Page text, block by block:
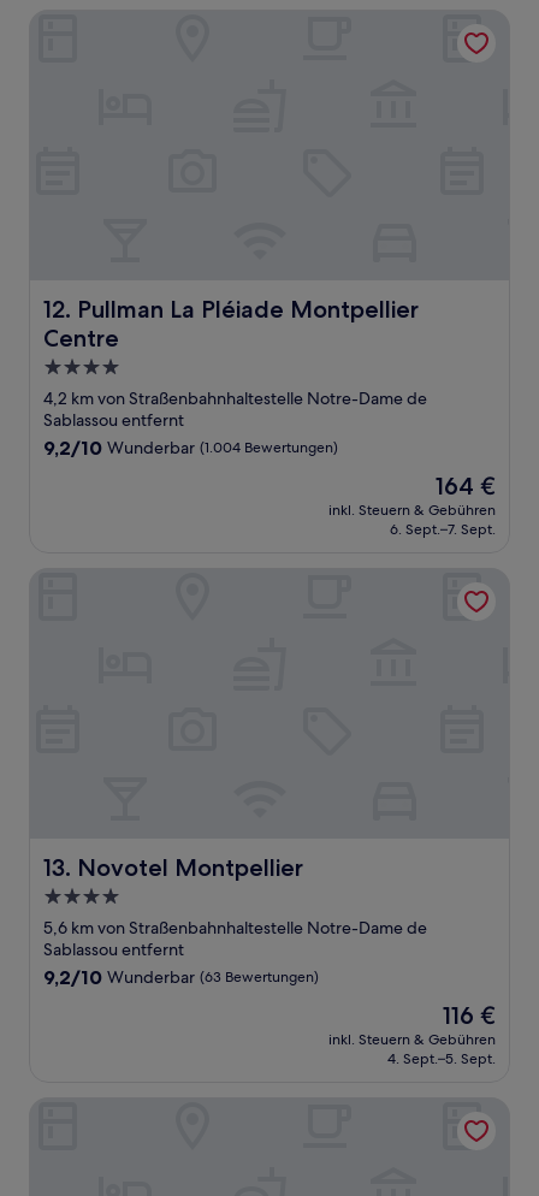
12. Pullman La Pléiade Montpellier
Centre
Pullman La Pléiade Montpellier Centre
4.0-
Sterne-
Unterkunft
4,2 km von Straßenbahnhaltestelle Notre-Dame de
Sablassou entfernt
9.2
9,2/10 Wunderbar (1.004 Bewertungen)
Der
Preis
beträgt
164 €
inkl. Steuern & Gebühren
6. Sept.–7. Sept.
13. Novotel Montpellier
Novotel Montpellier
4.0-
Sterne-
Unterkunft
5,6 km von Straßenbahnhaltestelle Notre-Dame de
Sablassou entfernt
9.2
9,2/10 Wunderbar (63 Bewertungen)
Der
Preis
beträgt
116 €
inkl. Steuern & Gebühren
4. Sept.–5. Sept.